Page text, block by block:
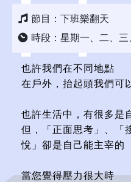
節目：下班樂翻天
時段：星期一、二、
也許我們在不同地點
在戶外，抬起頭我們可
也許生活中，有很多是
但，「正面思考」、「
悅」卻是自己能主宰的
當您覺得壓力很大時